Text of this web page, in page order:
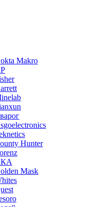
Makro
Hunter
Mask